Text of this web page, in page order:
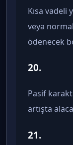
Kısa vadeli
veya
ödenecek
20.
Pasif
artışta
21.